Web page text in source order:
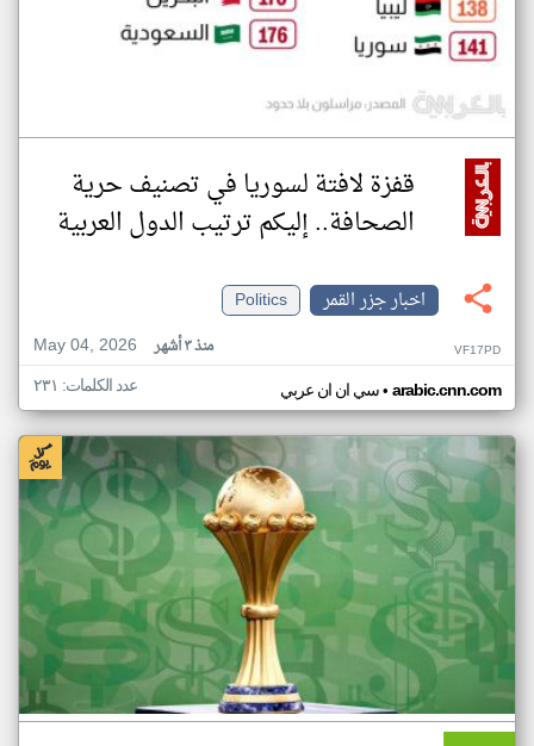
قفزة لافتة لسوريا في تصنيف حرية
الصحافة.. إليكم ترتيب الدول العربية
اخبار جزر القمر
Politics
May 04, 2026
منذ ٣ أشهر VF17PD
سي ان ان عربي• arabic.cnn.com عدد الكلمات: ٢٣١